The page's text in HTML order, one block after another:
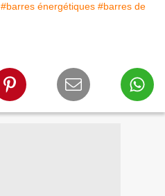
#barres énergétiques #barres de